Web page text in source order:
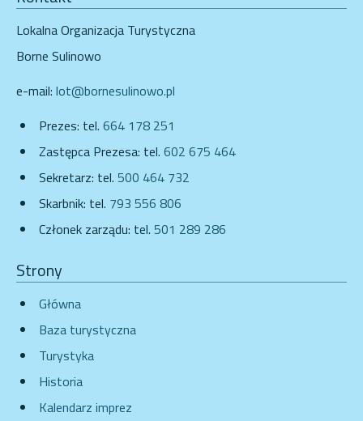
Lokalna Organizacja Turystyczna
Borne Sulinowo
e-mail: lot@bornesulinowo.pl
Prezes: tel. 664 178 251
Zastępca Prezesa: tel. 602 675 464
Sekretarz: tel. 500 464 732
Skarbnik: tel. 793 556 806
Członek zarządu: tel. 501 289 286
Strony
Główna
Baza turystyczna
Turystyka
Historia
Kalendarz imprez